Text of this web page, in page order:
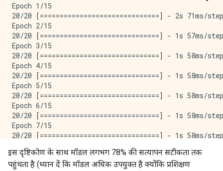
Epoch 1/15
20/20 [==============================] - 2s
Epoch 2/15
20/20 [==============================] - 1s
Epoch 3/15
20/20 [==============================] - 1s
Epoch 4/15
20/20 [==============================] - 1s
Epoch 5/15
20/20 [==============================] - 1s
Epoch 6/15
20/20 [==============================] - 1s
Epoch 7/15
20/20 [==============================] - 1s
20/20 [==============================] - 1s
Epoch 9/15
इस दृष्टिकोण के साथ मॉडल लगभग 78% की सत्यापन सटीकता तक
पहुंचता है (ध्यान दें कि मॉडल अधिक उपयुक्त है क्योंकि प्रशिक्षण